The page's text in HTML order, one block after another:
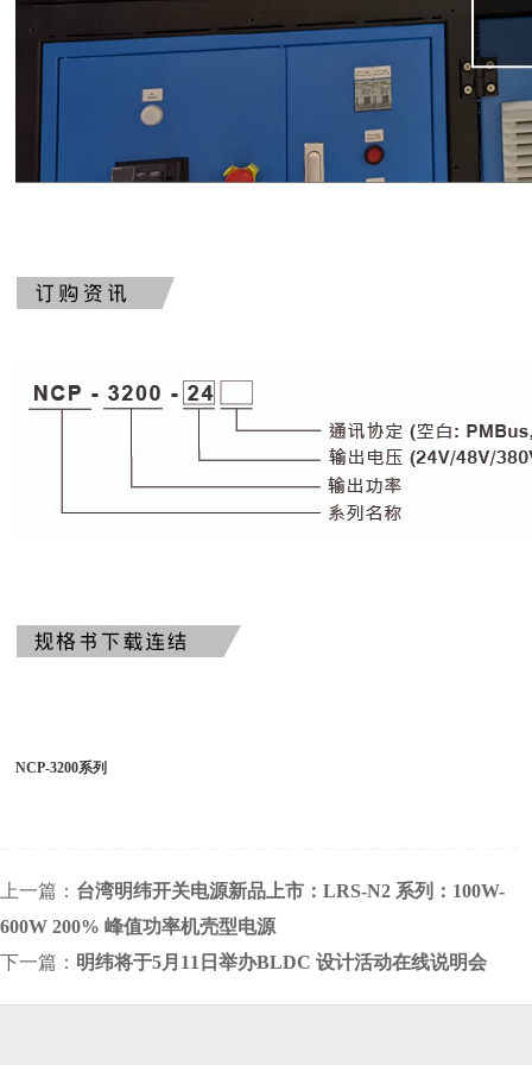
NCP-3200系列
上一篇： 台湾明纬开关电源新品上市：LRS-N2 系列：100W-
600W 200% 峰值功率机壳型电源
下一篇： 明纬将于5月11日举办BLDC 设计活动在线说明会